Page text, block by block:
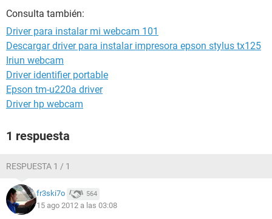
Consulta también:
Driver para instalar mi webcam 101
Descargar driver para instalar impresora epson stylus tx125
Iriun webcam
Driver identifier portable
Epson tm-u220a driver
Driver hp webcam
1 respuesta
RESPUESTA 1 / 1
fr3ski7o 564
15 ago 2012 a las 03:08